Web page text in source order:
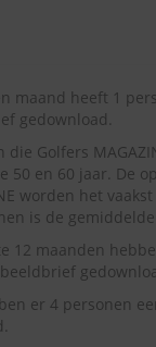
maand heeft 1
gedownload.
die Golfers
50 en 60 jaar. De
worden het
is de
12 maanden
er 4 personen